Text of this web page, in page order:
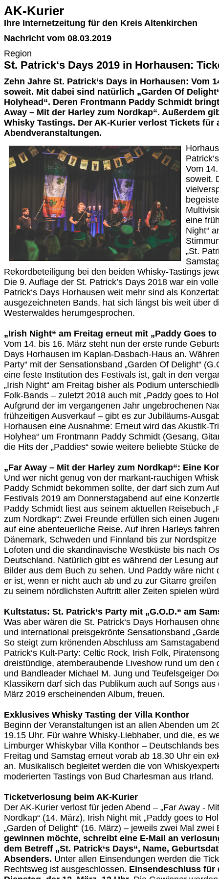
AK-Kurier
Ihre Internetzeitung für den Kreis Altenkirchen
Nachricht vom 08.03.2019
Region
St. Patrick‘s Days 2019 in Horhausen:
Zehn Jahre St. Patrick‘s Days in Horhausen: Vom
soweit. Mit dabei sind natürlich „Garden Of
Holyhead“. Deren Frontmann Paddy Schmidt
Away – Mit der Harley zum Nordkap“. Außerdem
Whisky Tastings. Der AK-Kurier verlost Tickets für
Abendveranstaltungen.
Vom
soweit.
eine
Night“
„St.
Rekordbeteiligung bei den beiden Whisky-Tastings
Die 9. Auflage der St. Patrick’s Days 2018 war ein
Patrick‘s Days Horhausen weit mehr sind als
ausgezeichneten Bands, hat sich längst bis weit über
Westerwaldes herumgesprochen.
„Irish Night“ am Freitag erneut mit „Paddy Goes to
Vom 14. bis 16. März steht nun der erste runde
Days Horhausen im Kaplan-Dasbach-Haus an.
Party“ mit der Sensationsband „Garden Of Delight“
eine feste Institution des Festivals ist, galt in den
„Irish Night“ am Freitag bisher als Podium
Folk-Bands – zuletzt 2018 auch mit „Paddy goes to
Aufgrund der im vergangenen Jahr ungebrochenen
frühzeitigen Ausverkauf – gibt es zur Jubiläums-
Horhausen eine Ausnahme: Erneut wird das Akustik-
Holyhea“ um Frontmann Paddy Schmidt (Gesang,
die Hits der „Paddies“ sowie weitere beliebte Stücke
„Far Away – Mit der Harley zum Nordkap“: Eine
Und wer nicht genug von der markant-rauchigen
Paddy Schmidt bekommen sollte, der darf sich zum
Festivals 2019 am Donnerstagabend auf eine
Paddy Schmidt liest aus seinem aktuellen Reisebuch
zum Nordkap“: Zwei Freunde erfüllen sich einen
auf eine abenteuerliche Reise. Auf ihren Harleys
Dänemark, Schweden und Finnland bis zur
Lofoten und die skandinavische Westküste bis nach
Deutschland. Natürlich gibt es während der Lesung
Bilder aus dem Buch zu sehen. Und Paddy wäre nicht
er ist, wenn er nicht auch ab und zu zur Gitarre
zu seinem nördlichsten Auftritt aller Zeiten spielen
Kultstatus: St. Patrick‘s Party mit „G.O.D.“ am
Was aber wären die St. Patrick‘s Days Horhausen
und international preisgekrönte Sensationsband
So steigt zum krönenden Abschluss am
Patrick‘s Kult-Party: Celtic Rock, Irish Folk,
dreistündige, atemberaubende Liveshow rund um den
und Bandleader Michael M. Jung und Teufelsgeiger
Klassikern darf sich das Publikum auch auf Songs
März 2019 erscheinenden Album, freuen.
Exklusives Whisky Tasting der Villa Konthor
Beginn der Veranstaltungen ist an allen Abenden um
19.15 Uhr. Für wahre Whisky-Liebhaber, und die, es
Limburger Whiskybar Villa Konthor – Deutschlands
Freitag und Samstag erneut vorab ab 18.30 Uhr ein
an. Musikalisch begleitet werden die von
moderierten Tastings von Bud Charlesman aus Irland.
Ticketverlosung beim AK-Kurier
Der AK-Kurier verlost für jeden Abend – „Far Away -
Nordkap“ (14. März), Irish Night mit „Paddy goes to
„Garden of Delight“ (16. März) – jeweils zwei Mal
gewinnen möchte, schreibt eine E-Mail an
dem Betreff „St. Patrick‘s Days“, Name,
Absenders. Unter allen Einsendungen werden die
Rechtsweg ist ausgeschlossen. Einsendeschluss für